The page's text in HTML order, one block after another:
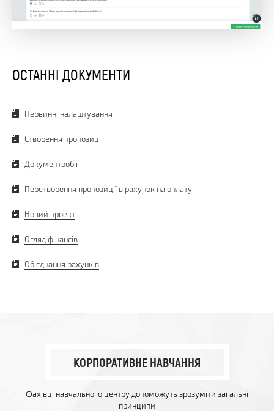
ОСТАННІ ДОКУМЕНТИ
Первинні налаштування
Створення пропозиції
Документообіг
Перетворення пропозиції в рахунок на оплату
Новий проект
Огляд фінансів
Об'єднання рахунків
КОРПОРАТИВНЕ НАВЧАННЯ
Фахівці навчального центру допоможуть зрозуміти загальні
принципи